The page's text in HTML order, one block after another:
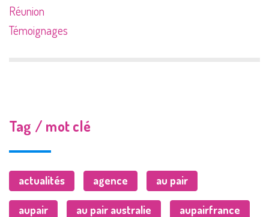
Réunion
Témoignages
Tag / mot clé
actualités agence au pair
aupair au pair australie aupairfrance